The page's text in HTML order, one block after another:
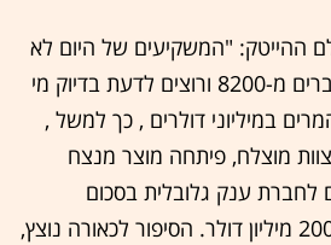
ההייטק: "המשקיעים של היום לא
ממהרים לסמוך על החברים מ-8200 ורוצים לדעת בדיוק מי
במיליוני דולרים , כך למשל ,
מוצלח, פיתחה מוצר מנצח
לחברת ענק גלובלית בסכום
אסטרונומי של קרוב ל-200 מיליון דולר. הסיפור לכאורה נוצץ,